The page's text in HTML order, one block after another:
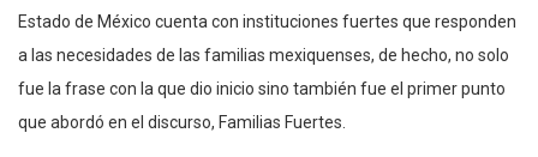
Estado de México cuenta con instituciones fuertes que responden
a las necesidades de las familias mexiquenses, de hecho, no solo
fue la frase con la que dio inicio sino también fue el primer punto
que abordó en el discurso, Familias Fuertes.